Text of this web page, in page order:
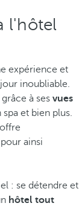
l'hôtel
expérience et
inoubliable.
à ses vues
spa et bien plus.
ainsi
: se détendre et
hôtel tout